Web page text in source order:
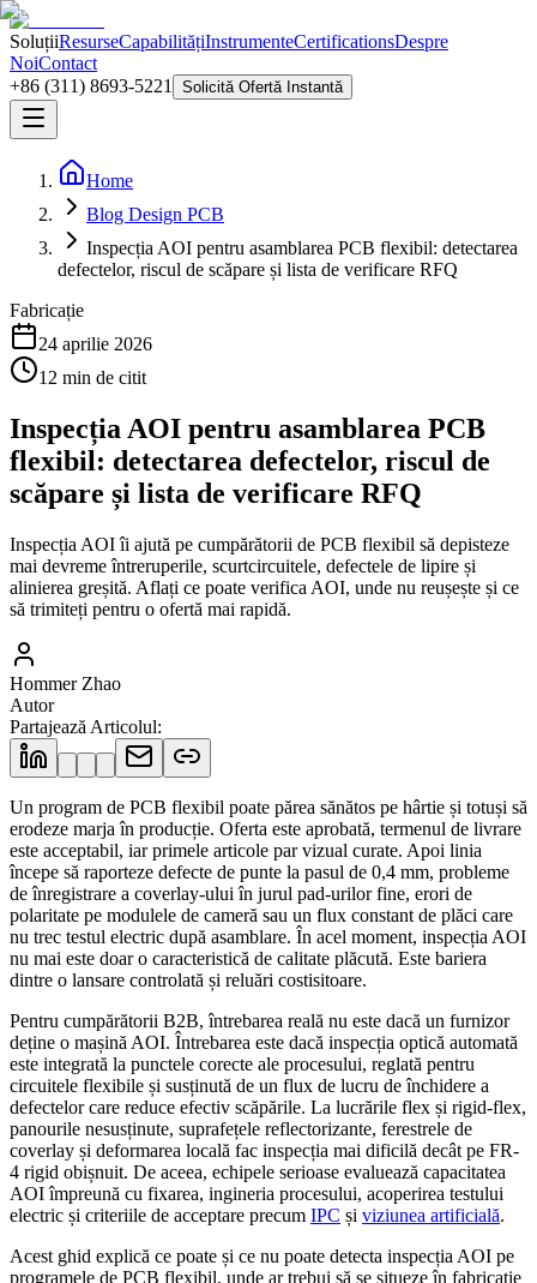
SoluțiiResurseCapabilitățiInstrumenteCertificationsDespre
NoiContact
+86 (311) 8693-5221
Solicită Ofertă Instantă
Home
Blog Design PCB
Inspecția AOI pentru asamblarea PCB flexibil: detectarea
defectelor, riscul de scăpare și lista de verificare RFQ
Fabricație
24 aprilie 2026
12 min de citit
Inspecția AOI pentru asamblarea PCB
flexibil: detectarea defectelor, riscul de
scăpare și lista de verificare RFQ
Inspecția AOI îi ajută pe cumpărătorii de PCB flexibil să depisteze
mai devreme întreruperile, scurtcircuitele, defectele de lipire și
alinierea greșită. Aflați ce poate verifica AOI, unde nu reușește și ce
să trimiteți pentru o ofertă mai rapidă.
Hommer Zhao
Autor
Partajează Articolul:
Un program de PCB flexibil poate părea sănătos pe hârtie și totuși să
erodeze marja în producție. Oferta este aprobată, termenul de livrare
este acceptabil, iar primele articole par vizual curate. Apoi linia
începe să raporteze defecte de punte la pasul de 0,4 mm, probleme
de înregistrare a coverlay-ului în jurul pad-urilor fine, erori de
polaritate pe modulele de cameră sau un flux constant de plăci care
nu trec testul electric după asamblare. În acel moment, inspecția AOI
nu mai este doar o caracteristică de calitate plăcută. Este bariera
dintre o lansare controlată și reluări costisitoare.
Pentru cumpărătorii B2B, întrebarea reală nu este dacă un furnizor
deține o mașină AOI. Întrebarea este dacă inspecția optică automată
este integrată la punctele corecte ale procesului, reglată pentru
circuitele flexibile și susținută de un flux de lucru de închidere a
defectelor care reduce efectiv scăpările. La lucrările flex și rigid-flex,
panourile nesusținute, suprafețele reflectorizante, ferestrele de
coverlay și deformarea locală fac inspecția mai dificilă decât pe FR-
4 rigid obișnuit. De aceea, echipele serioase evaluează capacitatea
AOI împreună cu fixarea, ingineria procesului, acoperirea testului
electric și criteriile de acceptare precum IPC și viziunea artificială.
Acest ghid explică ce poate și ce nu poate detecta inspecția AOI pe
programele de PCB flexibil, unde ar trebui să se situeze în fabricație